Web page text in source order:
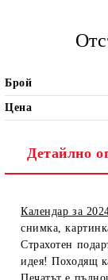
Брой
Цена
Детайлно
Календар за
снимка,
Страхотен
идея! Походящ